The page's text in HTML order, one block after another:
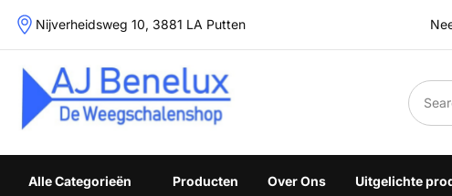
Skip
Nijverheidsweg 10, 3881 LA Putten
Weegschalenshop | Precisieweegschalen & Industriële
Alle Categorieën Producten Over Ons Uitgelichte